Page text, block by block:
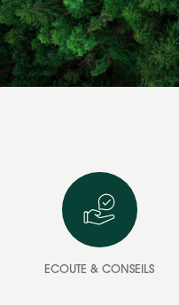
ECOUTE & CONSEILS